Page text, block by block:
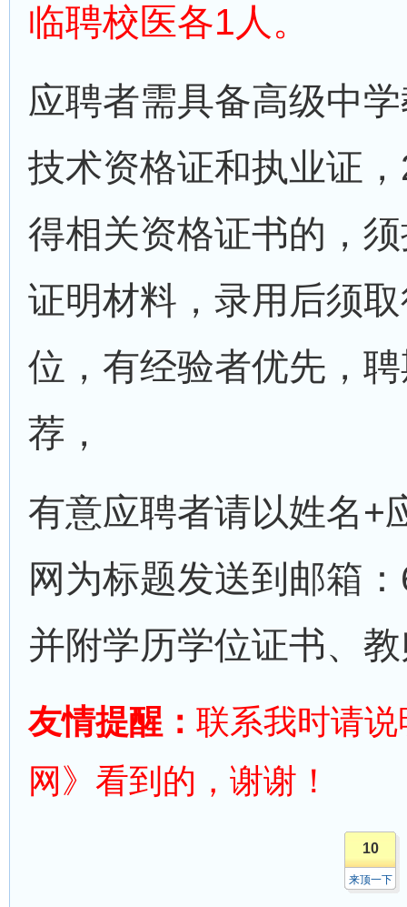
临聘校医各1人。
应聘者需具备高级中
技术资格证和执业证
得相关资格证书的，
证明材料，录用后须
位，有经验者优先，
荐，
有意应聘者请以姓名+
网为标题发送到邮箱
并附学历学位证书、
友情提醒： 联系我时请
网》看到的，谢谢！
10
来顶一下